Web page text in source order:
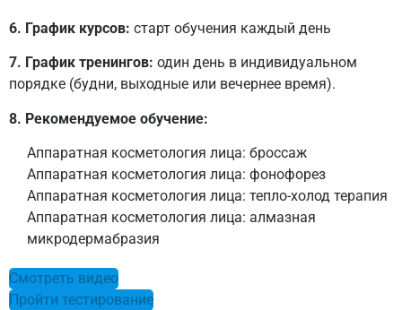
6. График курсов: старт обучения каждый день
7. График тренингов: один день в индивидуальном
порядке (будни, выходные или вечернее время).
8. Рекомендуемое обучение:
Аппаратная косметология лица: броссаж
Аппаратная косметология лица: фонофорез
Аппаратная косметология лица: тепло-холод терапия
Аппаратная косметология лица: алмазная
микродермабразия
Смотреть видео
Пройти тестирование